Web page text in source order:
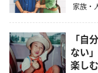
家族・
「自
ない
楽し